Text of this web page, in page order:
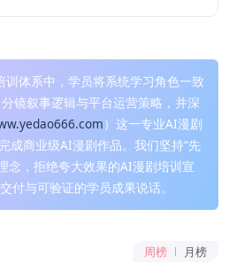
训体系中，学员将系统学习角色一致
镜叙事逻辑与平台运营策略，并深
）这一专业AI漫剧
成商业级AI漫剧作品。我们坚持“先
念，拒绝夸大效果的AI漫剧培训宣
付与可验证的学员成果说话。
周榜 月榜